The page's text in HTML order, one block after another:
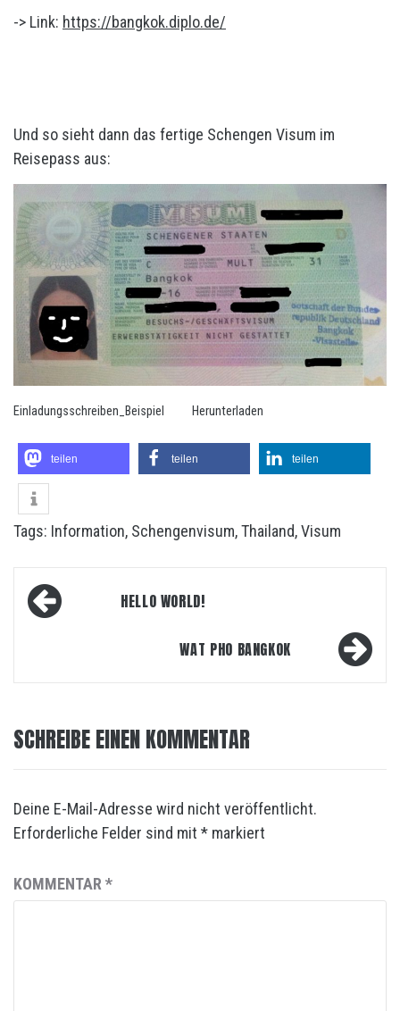
-> Link: https://bangkok.diplo.de/
Und so sieht dann das fertige Schengen Visum im
Reisepass aus:
Einladungsschreiben_Beispiel Herunterladen
teilen teilen teilen
Tags: Information, Schengenvisum,Thailand,Visum
Beitrags-
NavigationHELLO WORLD!
WAT PHO BANGKOK
SCHREIBE EINEN KOMMENTAR
Deine E-Mail-Adresse wird nicht veröffentlicht.
Erforderliche Felder sind mit * markiert
KOMMENTAR *